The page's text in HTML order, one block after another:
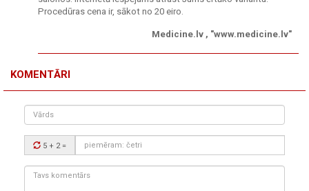
Procedūras cena ir, sākot no 20 eiro.
Medicine.lv , "www.medicine.lv"
KOMENTĀRI
Vārds
Drošības
kods:
5 + 2=
Tavs